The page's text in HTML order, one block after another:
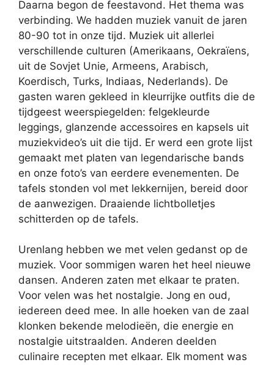
Daarna begon de feestavond. Het thema was
verbinding. We hadden muziek vanuit de jaren
80-90 tot in onze tijd. Muziek uit allerlei
verschillende culturen (Amerikaans, Oekraïens,
uit de Sovjet Unie, Armeens, Arabisch,
Koerdisch, Turks, Indiaas, Nederlands). De
gasten waren gekleed in kleurrijke outfits die de
tijdgeest weerspiegelden: felgekleurde
leggings, glanzende accessoires en kapsels uit
muziekvideo’s uit die tijd. Er werd een grote lijst
gemaakt met platen van legendarische bands
en onze foto’s van eerdere evenementen. De
tafels stonden vol met lekkernijen, bereid door
de aanwezigen. Draaiende lichtbolletjes
schitterden op de tafels.
Urenlang hebben we met velen gedanst op de
muziek. Voor sommigen waren het heel nieuwe
dansen. Anderen zaten met elkaar te praten.
Voor velen was het nostalgie. Jong en oud,
iedereen deed mee. In alle hoeken van de zaal
klonken bekende melodieën, die energie en
nostalgie uitstraalden. Anderen deelden
culinaire recepten met elkaar. Elk moment was